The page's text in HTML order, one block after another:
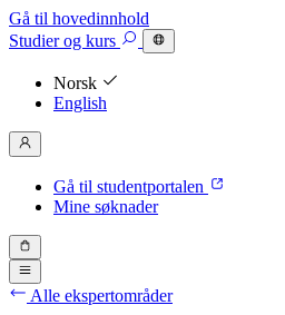
Gå til hovedinnhold
Studierog kurs
Norsk
English
Gå til studentportalen
Mine søknader
Alle ekspertområder